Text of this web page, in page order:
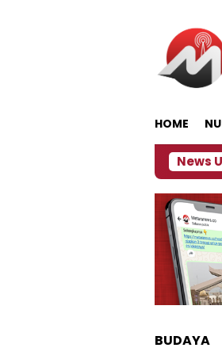
HOME
News
BUDAYA